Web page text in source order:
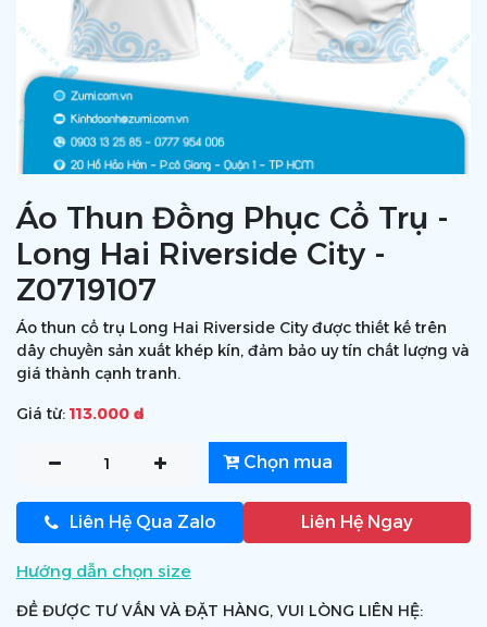
Áo Thun Đồng Phục Cổ Trụ -
Long Hai Riverside City -
Z0719107
Áo thun cổ trụ Long Hai Riverside City được thiết kế trên
dây chuyền sản xuất khép kín, đảm bảo uy tín chất lượng và
giá thành cạnh tranh.
Giá từ: 113.000 ₫
Chọn mua
Liên Hệ Qua Zalo Liên Hệ Ngay
Hướng dẫn chọn size
ĐỂ ĐƯỢC TƯ VẤN VÀ ĐẶT HÀNG, VUI LÒNG LIÊN HỆ: